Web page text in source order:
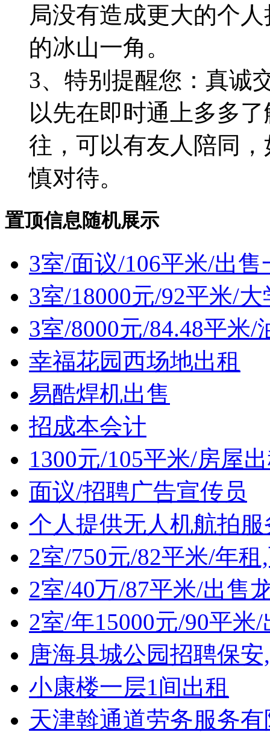
局没有造成更大的个
的冰山一角。
3、特别提醒您：真诚
以先在即时通上多多
往，可以有友人陪同
慎对待。
置顶信息随机展示
3室/面议/106平米/出
3室/18000元/92平米/
3室/8000元/84.48平米
幸福花园西场地出租
易酷焊机出售
招成本会计
1300元/105平米/房屋
面议/招聘广告宣传员
个人提供无人机航拍服
2室/750元/82平米/年
2室/40万/87平米/出售
2室/年15000元/90平
唐海县城公园招聘保安
小康楼一层1间出租
天津斡通道劳务服务